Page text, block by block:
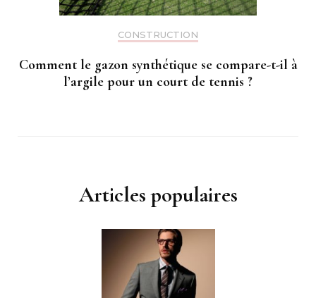
CONSTRUCTION
Comment le gazon synthétique se compare-t-il à
l’argile pour un court de tennis ?
Articles populaires